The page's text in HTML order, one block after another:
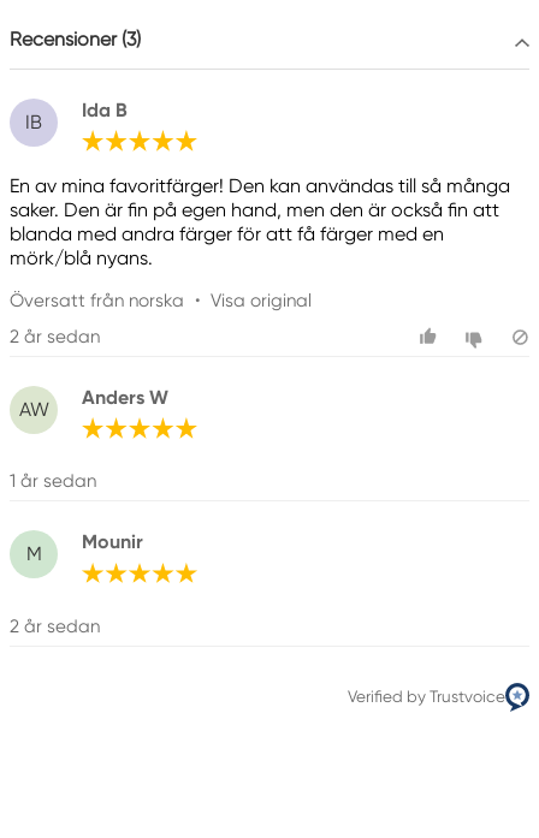
Östra Långgatan 87
61930 Trosa, Sweden
Recensioner (3)
IB
Ida B
En av mina favoritfärger! Den kan användas till så många
saker. Den är fin på egen hand, men den är också fin att
blanda med andra färger för att få färger med en
mörk/blå nyans.
Översatt från norska • Visa original
2 år sedan
AW
Anders W
1 år sedan
M
Mounir
2 år sedan
Verified by Trustvoice